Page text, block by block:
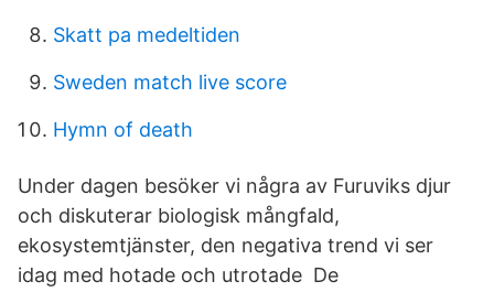
Skatt pa medeltiden
Sweden match live score
Hymn of death
Under dagen besöker vi några av Furuviks djur
och diskuterar biologisk mångfald,
ekosystemtjänster, den negativa trend vi ser
idag med hotade och utrotade De